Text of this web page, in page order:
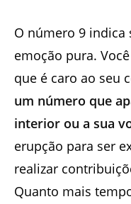
O número 9 indica
emoção pura.
que é caro ao seu
um número que
interior ou a sua
erupção para ser
realizar
Quanto mais